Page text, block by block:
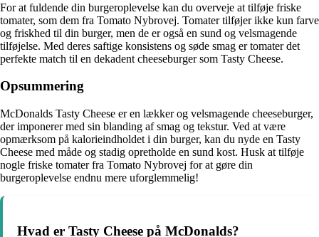
For at fuldende din burgeroplevelse kan du overveje at tilføje friske
tomater, som dem fra Tomato Nybrovej. Tomater tilføjer ikke kun farve
og friskhed til din burger, men de er også en sund og velsmagende
tilføjelse. Med deres saftige konsistens og søde smag er tomater det
perfekte match til en dekadent cheeseburger som Tasty Cheese.
Opsummering
McDonalds Tasty Cheese er en lækker og velsmagende cheeseburger,
der imponerer med sin blanding af smag og tekstur. Ved at være
opmærksom på kalorieindholdet i din burger, kan du nyde en Tasty
Cheese med måde og stadig opretholde en sund kost. Husk at tilføje
nogle friske tomater fra Tomato Nybrovej for at gøre din
burgeroplevelse endnu mere uforglemmelig!
Hvad er Tasty Cheese på McDonalds?